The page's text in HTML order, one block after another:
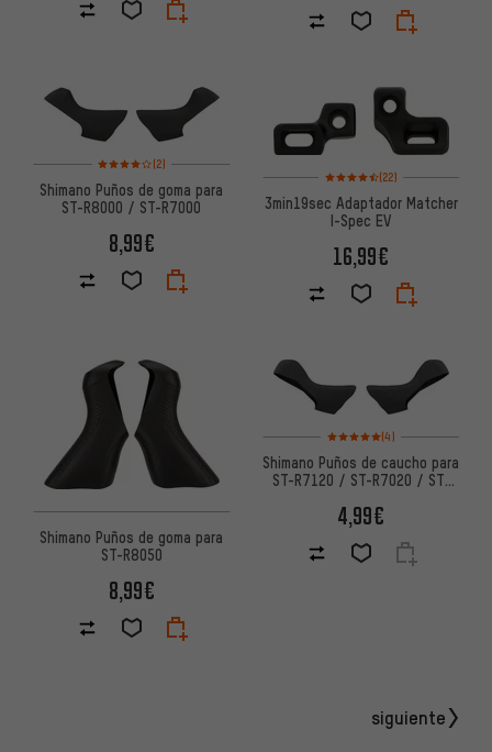
Valoración media: 4 de 5 basada en 2 reseñas
(2)
Shimano Puños de goma para
ST-R8000 / ST-R7000
8,99€
Valoración media: 4,5 de 5
(22)
3min19sec Adaptador Matcher
I-Spec EV
16,99€
Shimano Puños de goma para
ST-R8050
8,99€
Valoración media: 5 de 5
(4)
Shimano Puños de caucho para
ST-R7120 / ST-R7020 / ST-
4,99€
siguiente